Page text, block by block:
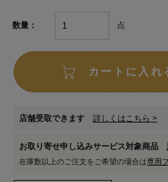
数量： 点
カートに入れ
店舗受取できます 詳しくはこちら >
お取り寄せ申し込みサービス対象商品
在庫数以上のご注文をご希望の場合は専用